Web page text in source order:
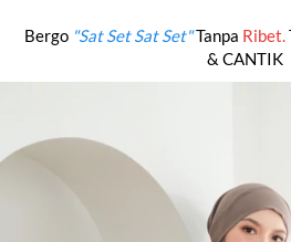
Bergo "Sat Set Sat Set" Tanpa Ribet.
& CANTIK